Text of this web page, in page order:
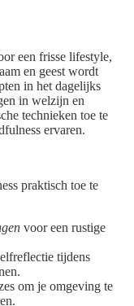
een frisse lifestyle,
en geest wordt
in het dagelijks
in welzijn en
technieken toe te
ervaren.
praktisch toe te
voor een rustige
tijdens
om je omgeving te